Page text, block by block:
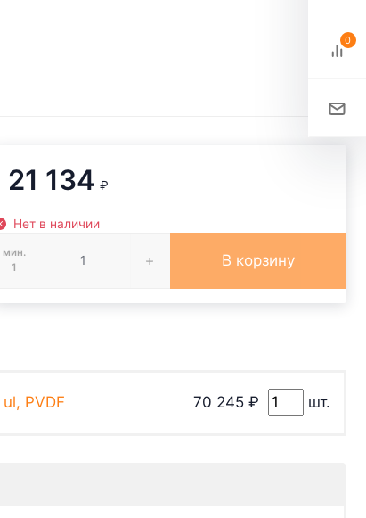
21 134 ₽
Нет в наличии
мин.
1
В корзину
PVDF 70 245₽ шт.
0